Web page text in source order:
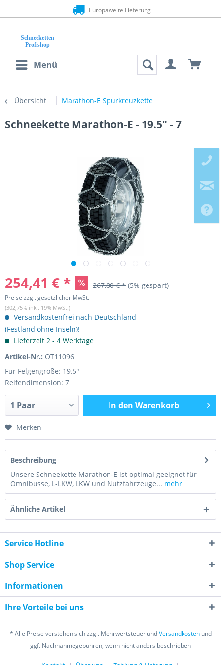
Europaweite Lieferung
Menü
Übersicht Marathon-E Spurkreuzkette
Schneekette Marathon-E - 19.5" - 7
254,41 € * 267,80 € * (5% gespart)
Preise zzgl. gesetzlicher MwSt.
(302,75 € inkl. 19% MwSt.)
Versandkostenfrei nach Deutschland
(Festland ohne Inseln)!
Lieferzeit 2 - 4 Werktage
Artikel-Nr.: OT11096
Für Felgengröße: 19.5"
Reifendimension: 7
In den Warenkorb
Merken
Beschreibung
Unsere Schneekette Marathon-E ist optimal geeignet für
Omnibusse, L-LKW, LKW und Nutzfahrzeuge... mehr
Ähnliche Artikel
Service Hotline
Shop Service
Informationen
Ihre Vorteile bei uns
* Alle Preise verstehen sich zzgl. Mehrwertsteuer undVersandkostenund
ggf. Nachnahmegebühren, wenn nicht anders beschrieben